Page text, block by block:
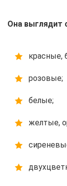
Она выглядит
красные,
розовые;
белые;
желтые,